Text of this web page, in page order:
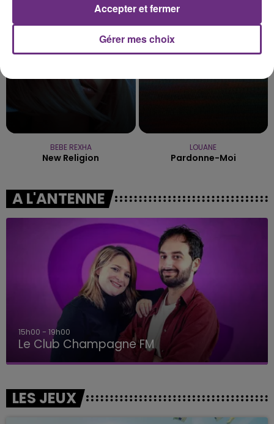
BEBE REXHA
New Religion
LOUANE
Pardonne-Moi
A L'ANTENNE
15h00 - 19h00
Le Club Champagne FM
LES JEUX
Gérer mes choix
Accepter et fermer